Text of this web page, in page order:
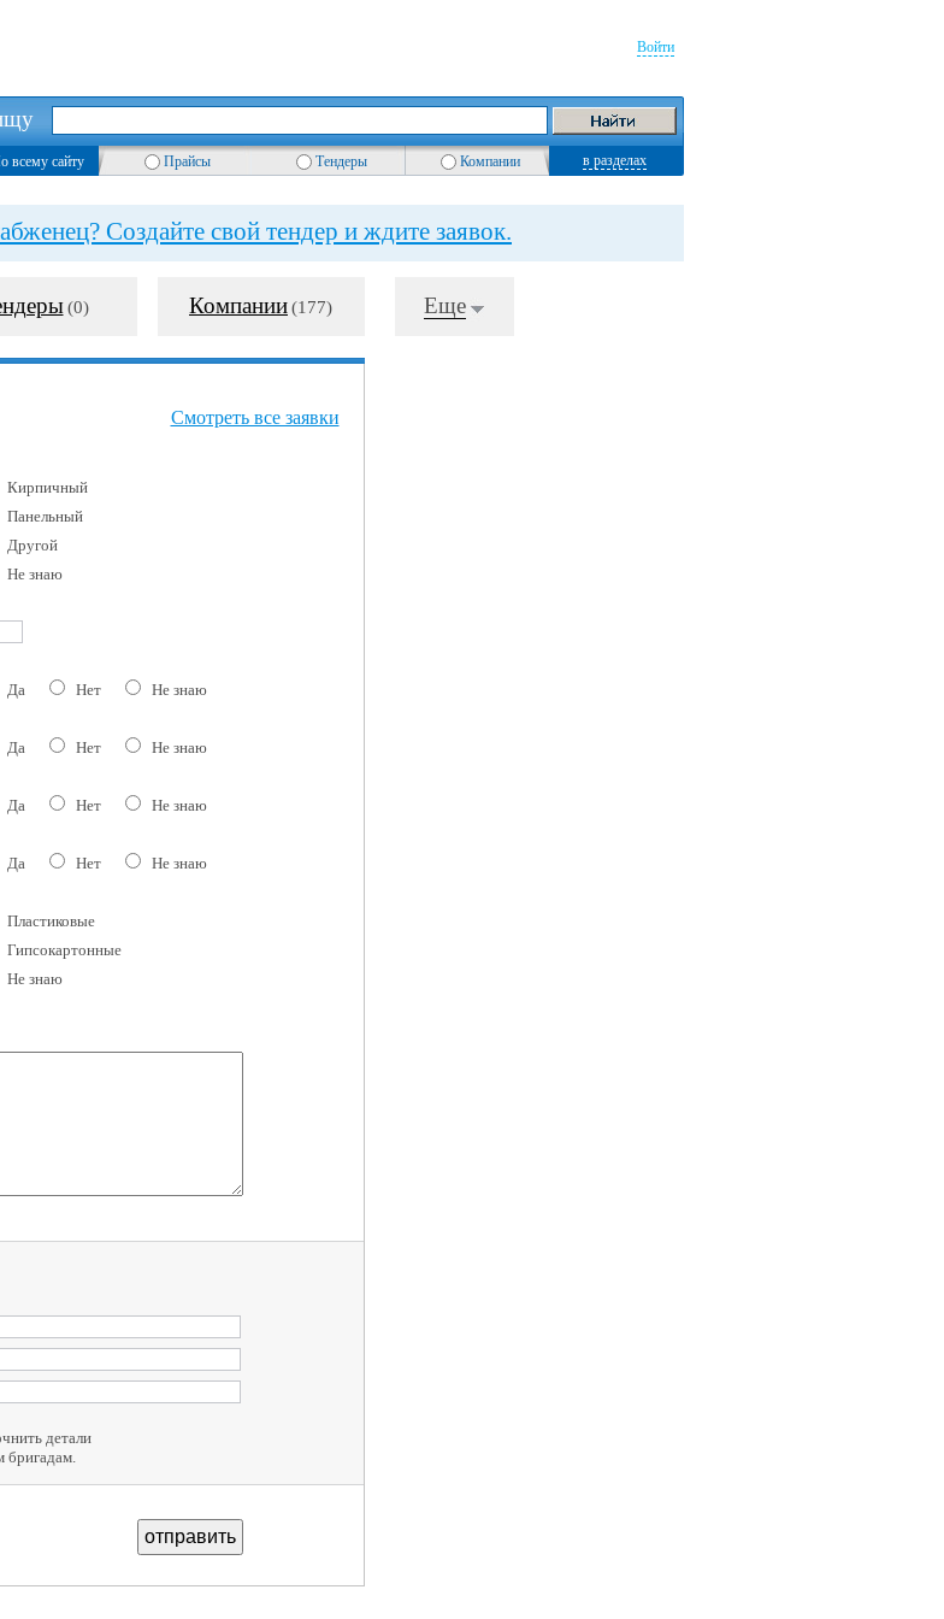
Войти
всему сайту Прайсы Тендеры Компании в разделах
Создайте свой тендер и ждите заявок.
(0) Компании(177) Еще
Смотреть все заявки
Кирпичный
Панельный
Другой
Не знаю
Да Нет Не знаю
Да Нет Не знаю
Да Нет Не знаю
Да Нет Не знаю
Пластиковые
Гипсокартонные
Не знаю
детали
бригадам.